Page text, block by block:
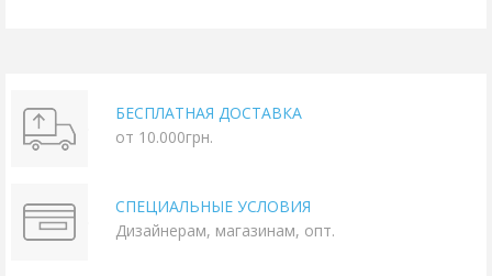
БЕСПЛАТНАЯ ДОСТАВКА
от 10.000грн.
СПЕЦИАЛЬНЫЕ УСЛОВИЯ
Дизайнерам, магазинам, опт.